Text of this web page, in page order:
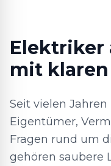
Elektriker
mit
Seit vielen
Eigentümer,
Fragen rund um
gehören saubere